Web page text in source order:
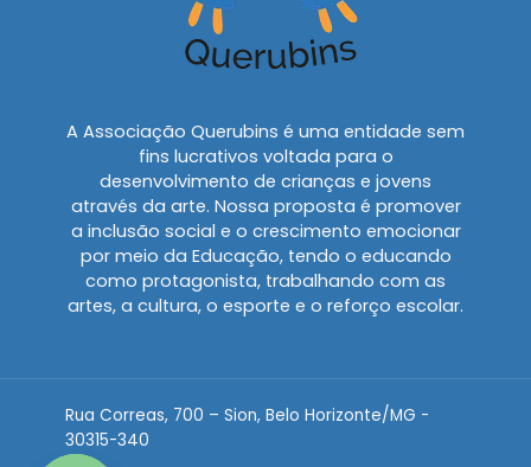
A Associação Querubins é uma entidade sem
fins lucrativos voltada para o
desenvolvimento de crianças e jovens
através da arte. Nossa proposta é promover
a inclusão social e o crescimento emocionar
por meio da Educação, tendo o educando
como protagonista, trabalhando com as
artes, a cultura, o esporte e o reforço escolar.
Rua Correas, 700 – Sion, Belo Horizonte/MG -
30315-340